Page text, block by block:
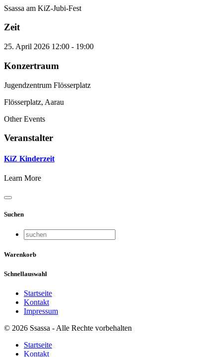
Ssassa am KiZ-Jubi-Fest
Zeit
25. April 2026 12:00 - 19:00
Konzertraum
Jugendzentrum Flösserplatz
Flösserplatz, Aarau
Other Events
Veranstalter
KiZ Kinderzeit
Learn More
Suchen
Warenkorb
Schnellauswahl
Startseite
Kontakt
Impressum
© 2026 Ssassa - Alle Rechte vorbehalten
Startseite
Kontakt